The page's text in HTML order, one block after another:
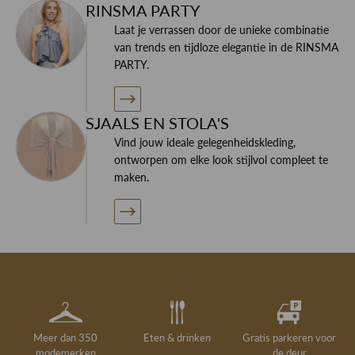
RINSMA PARTY
Laat je verrassen door de unieke combinatie
van trends en tijdloze elegantie in de RINSMA
PARTY.
SJAALS EN STOLA'S
Vind jouw ideale gelegenheidskleding,
ontworpen om elke look stijlvol compleet te
maken.
Meer dan 350
Eten & drinken
Gratis parkeren voor